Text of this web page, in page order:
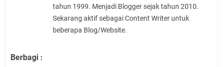
tahun 1999. Menjadi Blogger sejak tahun 2010.
Sekarang aktif sebagai Content Writer untuk
beberapa Blog/Website.
Berbagi :